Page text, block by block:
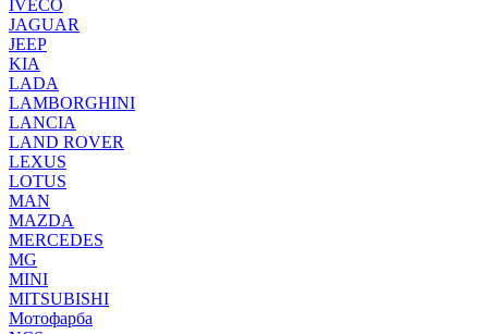
IVECO
JAGUAR
JEEP
KIA
LADA
LAMBORGHINI
LANCIA
LAND ROVER
LEXUS
LOTUS
MAN
MAZDA
MERCEDES
MG
MINI
MITSUBISHI
Мотофарба